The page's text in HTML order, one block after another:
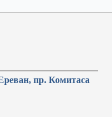
пр. Комитаса